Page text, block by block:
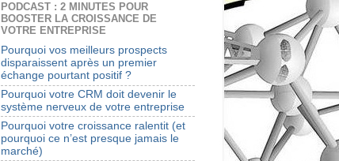
PODCAST : 2 MINUTES POUR
BOOSTER LA CROISSANCE DE
VOTRE ENTREPRISE
Pourquoi vos meilleurs prospects
disparaissent après un premier
échange pourtant positif ?
Pourquoi votre CRM doit devenir le
système nerveux de votre entreprise
Pourquoi votre croissance ralentit (et
pourquoi ce n’est presque jamais le
marché)